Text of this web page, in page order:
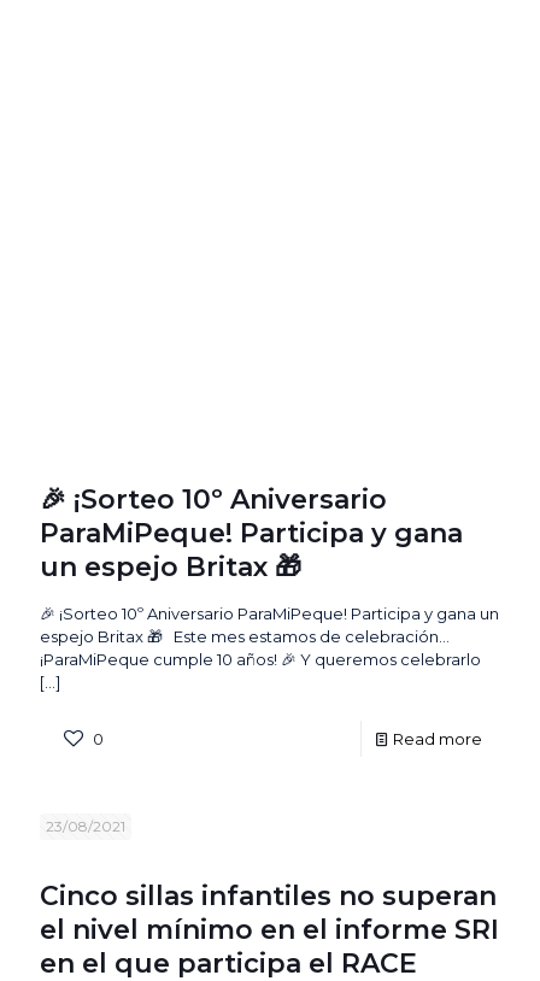
🎉 ¡Sorteo 10º Aniversario
ParaMiPeque! Participa y gana
un espejo Britax 🎁
🎉 ¡Sorteo 10º Aniversario ParaMiPeque! Participa y gana un
espejo Britax 🎁 Este mes estamos de celebración…
¡ParaMiPeque cumple 10 años! 🎉 Y queremos celebrarlo
[…]
0 Read more
23/08/2021
Cinco sillas infantiles no superan
el nivel mínimo en el informe SRI
en el que participa el RACE